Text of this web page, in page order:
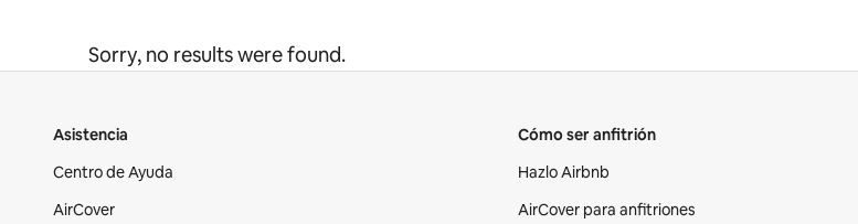
Sorry, no results were found.
Asistencia
Centro de Ayuda
AirCover
Cómo ser anfitrión
Hazlo Airbnb
AirCover para anfitriones